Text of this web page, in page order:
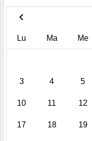
Lu Ma Me
3 4 5
10 11 12
17 18 19